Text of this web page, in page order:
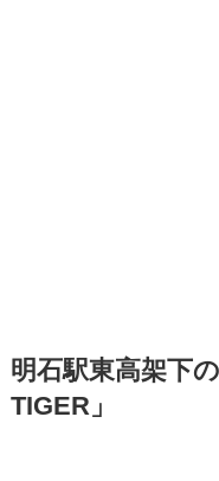
明石駅東高架下
TIGER」